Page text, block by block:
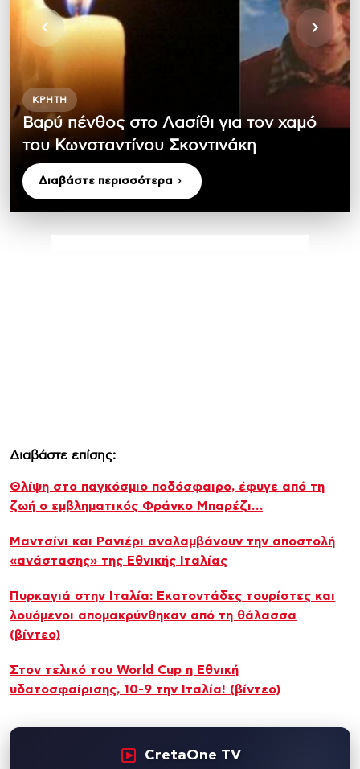
ΚΡΉΤΗ
Βαρύ πένθος στο Λασίθι για τον χαμό
του Κωνσταντίνου Σκοντινάκη
Διαβάστε περισσότερα
Διαβάστε επίσης:
Θλίψη στο παγκόσμιο ποδόσφαιρο, έφυγε από τη
ζωή ο εμβληματικός Φράνκο Μπαρέζι…
Μαντσίνι και Ρανιέρι αναλαμβάνουν την αποστολή
«ανάστασης» της Εθνικής Ιταλίας
Πυρκαγιά στην Ιταλία: Εκατοντάδες τουρίστες και
λουόμενοι απομακρύνθηκαν από τη θάλασσα
(βίντεο)
Στον τελικό του World Cup η Εθνική
υδατοσφαίρισης, 10-9 την Ιταλία! (βίντεο)
CretaOne TV